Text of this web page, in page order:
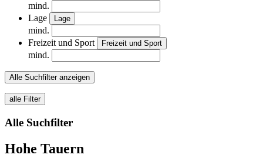
mind.
Lage
Lage
mind.
Freizeit und Sport
Freizeit und Sport
mind.
Alle Suchfilter anzeigen
alle Filter
Alle Suchfilter
Hohe Tauern